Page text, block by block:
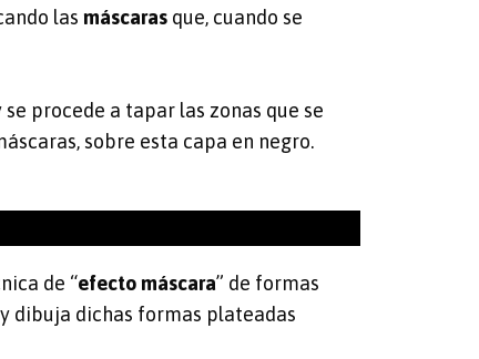
las máscaras que, cuando se
se procede a tapar las zonas que se
sobre esta capa en negro.
de “efecto máscara” de formas
dibuja dichas formas plateadas